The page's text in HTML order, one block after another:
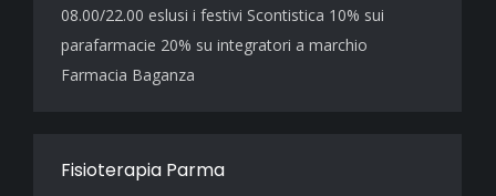
08.00/22.00 eslusi i festivi Scontistica 10% sui
parafarmacie 20% su integratori a marchio
Farmacia Baganza
Fisioterapia Parma